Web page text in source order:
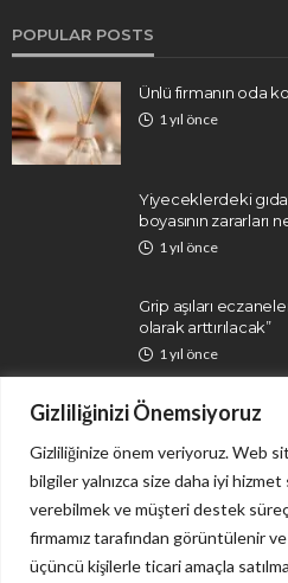
Gizliliğinizi Önemsiyoruz
Gizliliğinize önem veriyoruz. Web
bilgiler yalnızca size daha iyi
verebilmek ve müşteri destek
firmamız tarafından görüntülenir
üçüncü kişilerle ticari amaçla
POPULAR POSTS
Ünlü firmanın oda
1 yıl önce
Yiyeceklerdeki gıda
boyasının zararları
1 yıl önce
Grip aşıları
olarak arttırılacak”
1 yıl önce
İletişim